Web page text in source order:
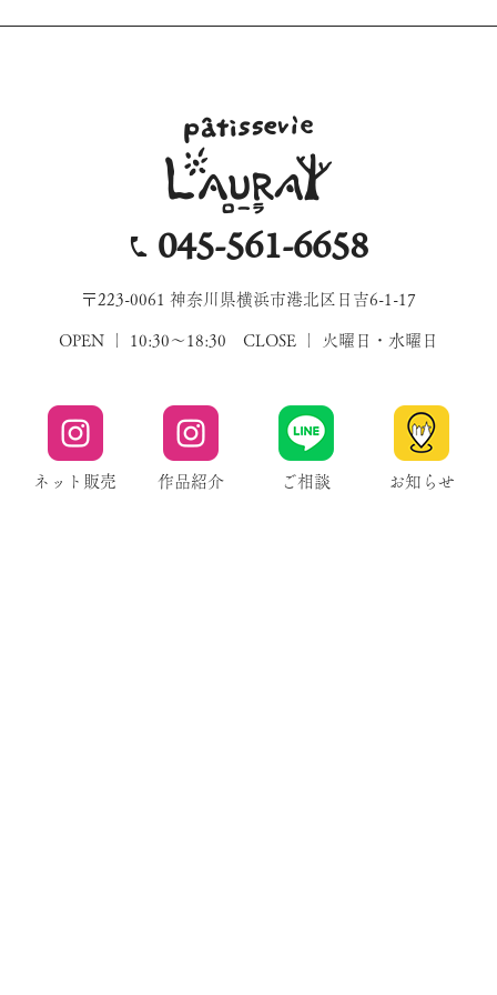
045-561-6658
〒223-0061 神奈川県横浜市港北区日吉6-1-17
OPEN ｜ 10:30～18:30 CLOSE ｜ 火曜日・水曜日
ネット販売 作品紹介 ご相談 お知らせ